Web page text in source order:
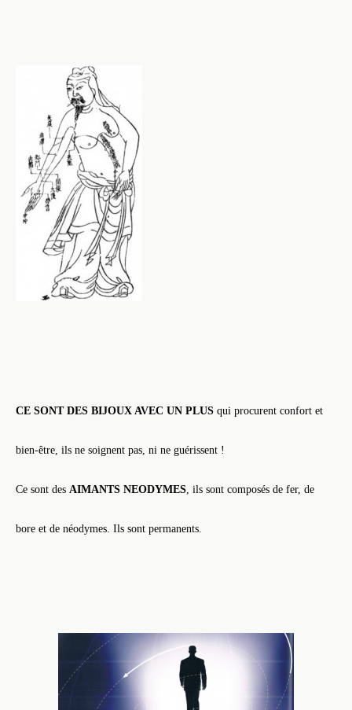
CE SONT DES BIJOUX AVEC UN PLUS qui procurent confort et
bien-être, ils ne soignent pas, ni ne guérissent !
Ce sont des AIMANTS NEODYMES, ils sont composés de fer, de
bore et de néodymes. Ils sont permanents.